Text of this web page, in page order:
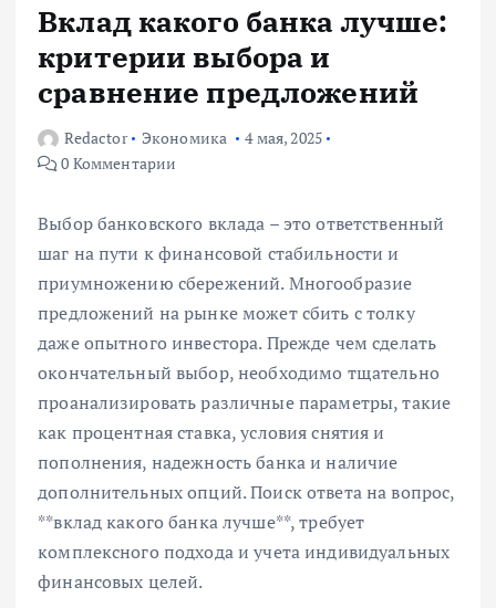
Вклад какого банка лучше:
критерии выбора и
сравнение предложений
Redactor Экономика
4 мая, 2025
0 Комментарии
Выбор банковского вклада – это ответственный
шаг на пути к финансовой стабильности и
приумножению сбережений. Многообразие
предложений на рынке может сбить с толку
даже опытного инвестора. Прежде чем сделать
окончательный выбор, необходимо тщательно
проанализировать различные параметры, такие
как процентная ставка, условия снятия и
пополнения, надежность банка и наличие
дополнительных опций. Поиск ответа на вопрос,
**вклад какого банка лучше**, требует
комплексного подхода и учета индивидуальных
финансовых целей.